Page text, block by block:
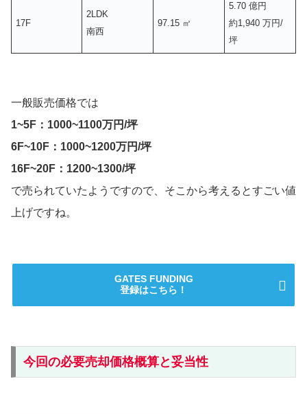
17F
2LDK
南西
97.15 ㎡
5.70 億円
約1,940 万円/
坪
一般販売価格では
1~5F：1000~1100万円/坪
6F~10F：1000~1200万円/坪
16F~20F：1200~1300/坪
で売られていたようですので、そこから考えるとすごい値
上げですね。
GATES FUNDING
登録はこちら！
今回の必要売却価格概算と妥当性